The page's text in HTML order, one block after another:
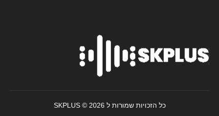
כל הזכויות שמורות ל SKPLUS © 2026